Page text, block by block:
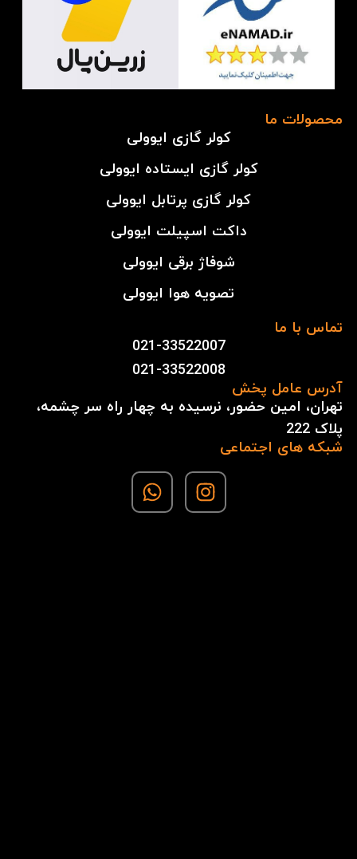
محصولات ما
کولر گازی ایوولی
کولر گازی ایستاده ایوولی
کولر گازی پرتابل ایوولی
داکت اسپیلت ایوولی
شوفاژ برقی ایوولی
تصویه هوا ایوولی
تماس با ما
021-33522007
021-33522008
آدرس عامل پخش
تهران، امین حضور، نرسیده به چهار راه سر چشمه،
پلاک 222
شبکه های اجتماعی